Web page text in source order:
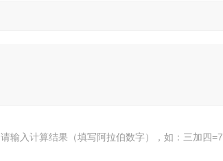
请输入计算结果（填写阿拉伯数字），如：三加四=7